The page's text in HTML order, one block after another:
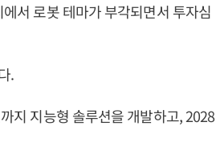
서 로봇 테마가 부각되면서 투자심
.
지 지능형 솔루션을 개발하고, 2028